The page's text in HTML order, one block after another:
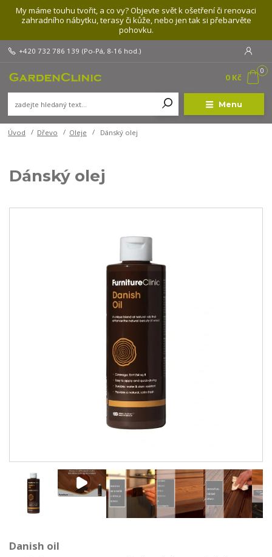
My máme touhu tvořit, a co vy? Objevte svět k ošetření či renovaci
zahradního nábytku, terasy či kůže, nebo jen tak si přebarvěte
pohovku.
Menu
+420 732 786 139 (Po-Pá, 8-16 hod.)
0
0 Kč
Úvod Dřevo Oleje Dánský olej
Dánský olej
Danish oil